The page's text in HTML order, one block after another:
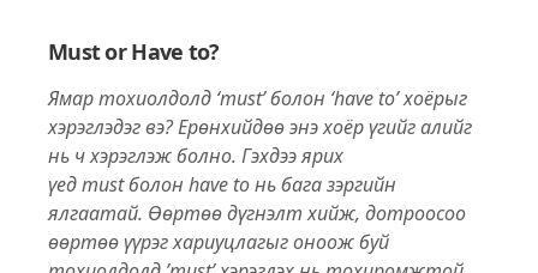
Must or Have to?
Ямар тохиолдолд ‘must’ болон ‘have to’ хоёрыг
хэрэглэдэг вэ?Ерөнхийдөө энэ хоёр үгийг алийг
нь ч хэрэглэж болно. Гэхдээ ярих
үед must болон have to нь бага зэргийн
ялгаатай. Өөртөө дүгнэлт хийж, дотроосоо
өөртөө үүрэг хариуцлагыг оноож буй